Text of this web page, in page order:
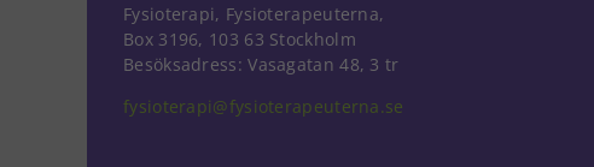
Fysioterapi, Fysioterapeuterna,
Box 3196, 103 63 Stockholm
Besöksadress: Vasagatan 48, 3 tr
fysioterapi@fysioterapeuterna.se